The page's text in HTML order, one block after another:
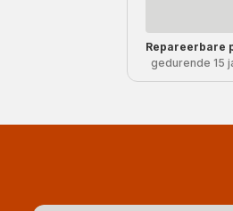
Repareerbare
gedurende 15